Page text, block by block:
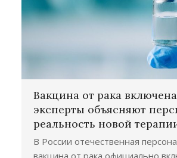
Вакцина от рака
эксперты объясняют
реальность новой
В России отечественная
вакцина от рака официально